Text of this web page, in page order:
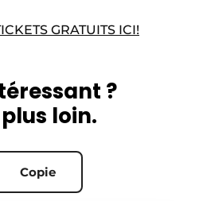
GRATUITS ICI!
?
loin.
Copie